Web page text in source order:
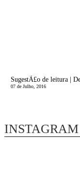
07 de Julho, 2016
INSTAGRAM